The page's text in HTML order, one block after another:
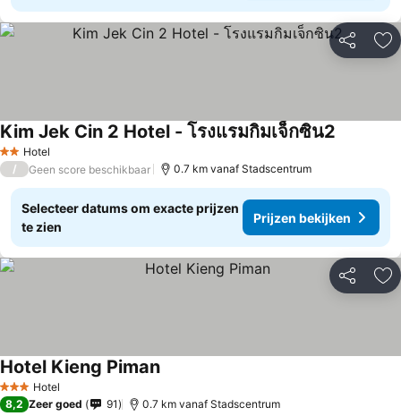
Delen
2 Sterren
Hotel
Kim Jek Cin 2 Hotel - โรงแรมกิมเจ็กซิน2
/ Geen score beschikbaar 0.7 km vanaf Stadscentrum
Selecteer datums om exacte prijzen
te zien
Prijzen bekijken
Delen
3 SterrenHotel
Hotel Kieng Piman
8,2 Zeer goed 91 0.7 km vanaf Stadscentrum